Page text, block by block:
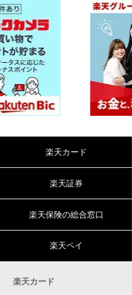
楽天カード
楽天証券
楽天保険の総合窓口
楽天ペイ
楽天カード